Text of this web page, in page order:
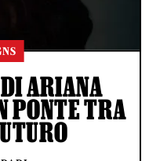
ARIANA
PONTE TRA